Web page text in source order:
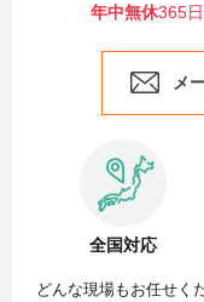
年中無休365日
メ
全国対応
どんな現場もお任せく